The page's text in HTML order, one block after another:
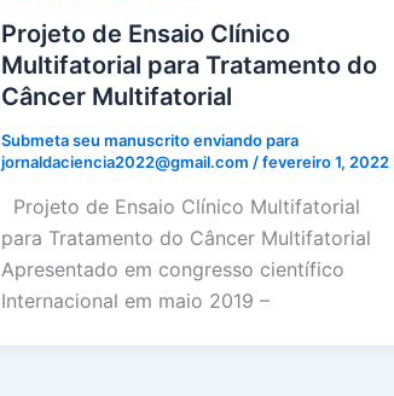
Projeto de Ensaio Clínico
Multifatorial para Tratamento do
Câncer Multifatorial
Submeta seu manuscrito enviando para
jornaldaciencia2022@gmail.com /fevereiro 1, 2022
Projeto de Ensaio Clínico Multifatorial
para Tratamento do Câncer Multifatorial
Apresentado em congresso científico
Internacional em maio 2019 –